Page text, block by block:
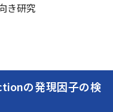
の発現因子の検
き研究